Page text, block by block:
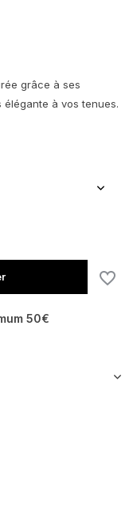
grâce à ses
à vos tenues.
50€